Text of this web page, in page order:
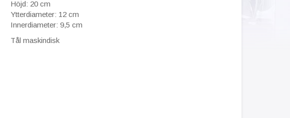
Höjd: 20 cm
Ytterdiameter: 12 cm
Innerdiameter: 9,5 cm
Tål maskindisk